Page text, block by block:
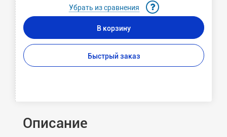
Убрать из сравнения
В корзину
Быстрый заказ
Описание